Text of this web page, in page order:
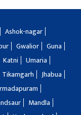
Ashok-nagar
Gwalior
Guna
Katni
Umaria
Tikamgarh
Jhabua
Mandla